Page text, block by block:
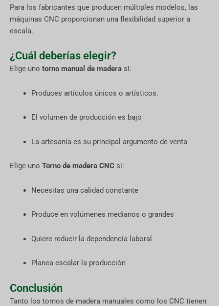
Para los fabricantes que producen múltiples modelos, las
máquinas CNC proporcionan una flexibilidad superior a
escala.
¿Cuál deberías elegir?
Elige uno torno manual de madera si:
Produces artículos únicos o artísticos.
El volumen de producción es bajo
La artesanía es su principal argumento de venta
Elige uno Torno de madera CNC si:
Necesitas una calidad constante
Produce en volúmenes medianos o grandes
Quiere reducir la dependencia laboral
Planea escalar la producción
Conclusión
Tanto los tornos de madera manuales como los CNC tienen